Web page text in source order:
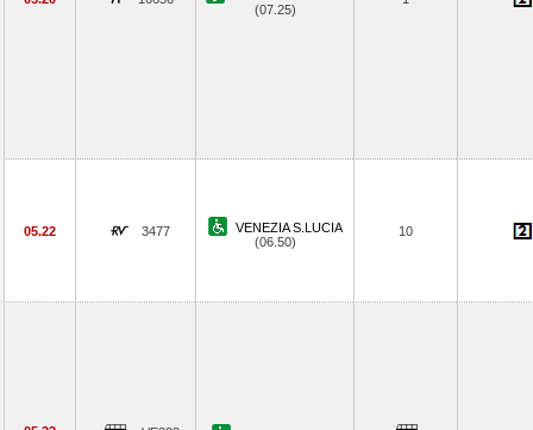
(07.25)
05.22 3477
VENEZIA S.LUCIA
(06.50)
10